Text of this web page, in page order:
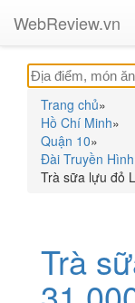
WebReview.vn
Trang chủ»
Hồ Chí Minh»
Quận 10»
Đài Truyền Hình
Trà sữa lựu đỏ
Trà